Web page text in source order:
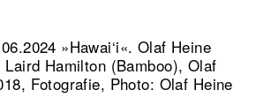
»Hawai‘i«. Olaf Heine
Laird Hamilton (Bamboo), Olaf
Fotografie, Photo: Olaf Heine